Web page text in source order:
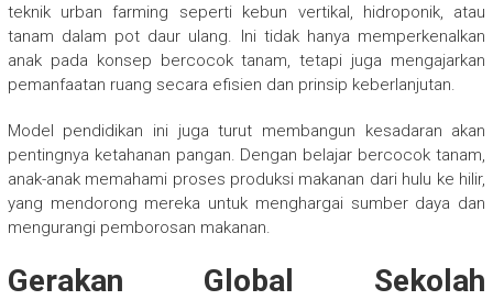
teknik urban farming seperti kebun vertikal, hidroponik, atau
tanam dalam pot daur ulang. Ini tidak hanya memperkenalkan
anak pada konsep bercocok tanam, tetapi juga mengajarkan
pemanfaatan ruang secara efisien dan prinsip keberlanjutan.
Model pendidikan ini juga turut membangun kesadaran akan
pentingnya ketahanan pangan. Dengan belajar bercocok tanam,
anak-anak memahami proses produksi makanan dari hulu ke hilir,
yang mendorong mereka untuk menghargai sumber daya dan
mengurangi pemborosan makanan.
Gerakan Global Sekolah